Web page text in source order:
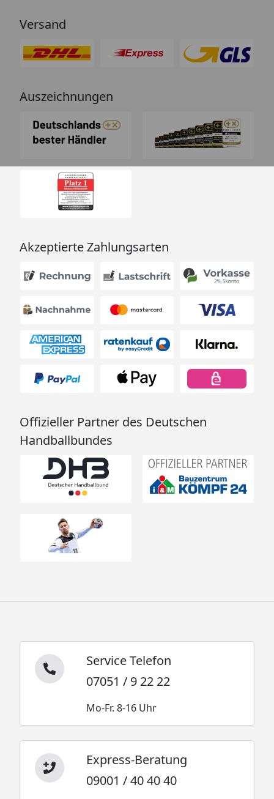
Versand
Auszeichnungen
Akzeptierte Zahlungsarten
Offizieller Partner des Deutschen
Handballbundes
Service Telefon
07051 / 9 22 22
Mo-Fr. 8-16 Uhr
Express-Beratung
09001 / 40 40 40